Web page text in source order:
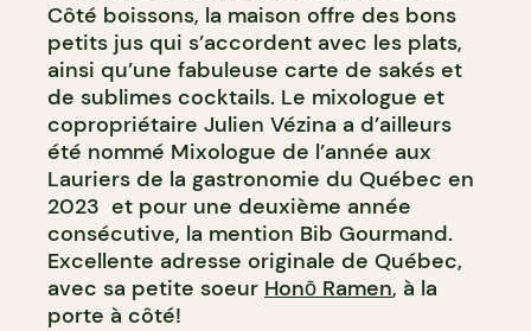
Côté boissons, la maison offre des bons
petits jus qui s’accordent avec les plats,
ainsi qu’une fabuleuse carte de sakés et
de sublimes cocktails. Le mixologue et
copropriétaire Julien Vézina a d’ailleurs
été nommé Mixologue de l’année aux
Lauriers de la gastronomie du Québec en
2023 et pour une deuxième année
consécutive, la mention Bib Gourmand.
Excellente adresse originale de Québec,
avec sa petite soeur Honō Ramen, à la
porte à côté!